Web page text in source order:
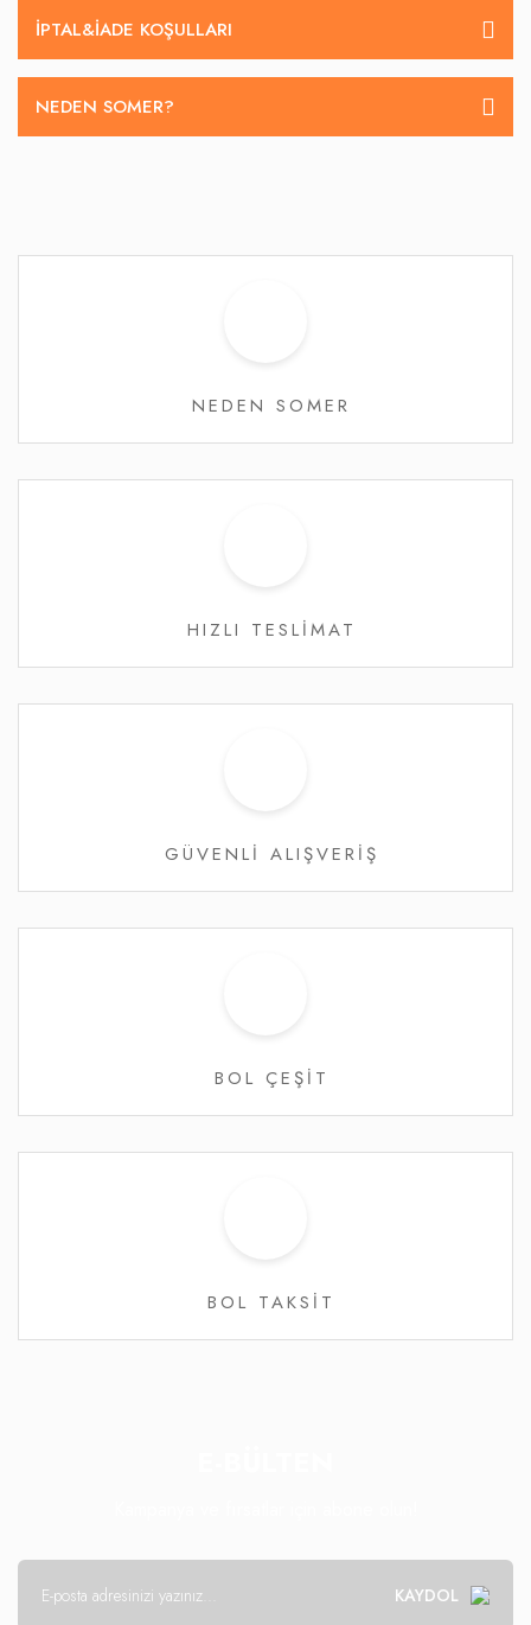
İPTAL&IADE KOŞULLARI
NEDEN SOMER?
NEDEN SOMER
HIZLI TESLİMAT
GÜVENLİ ALIŞVERİŞ
BOL ÇEŞİT
BOL TAKSİT
KAYDOL